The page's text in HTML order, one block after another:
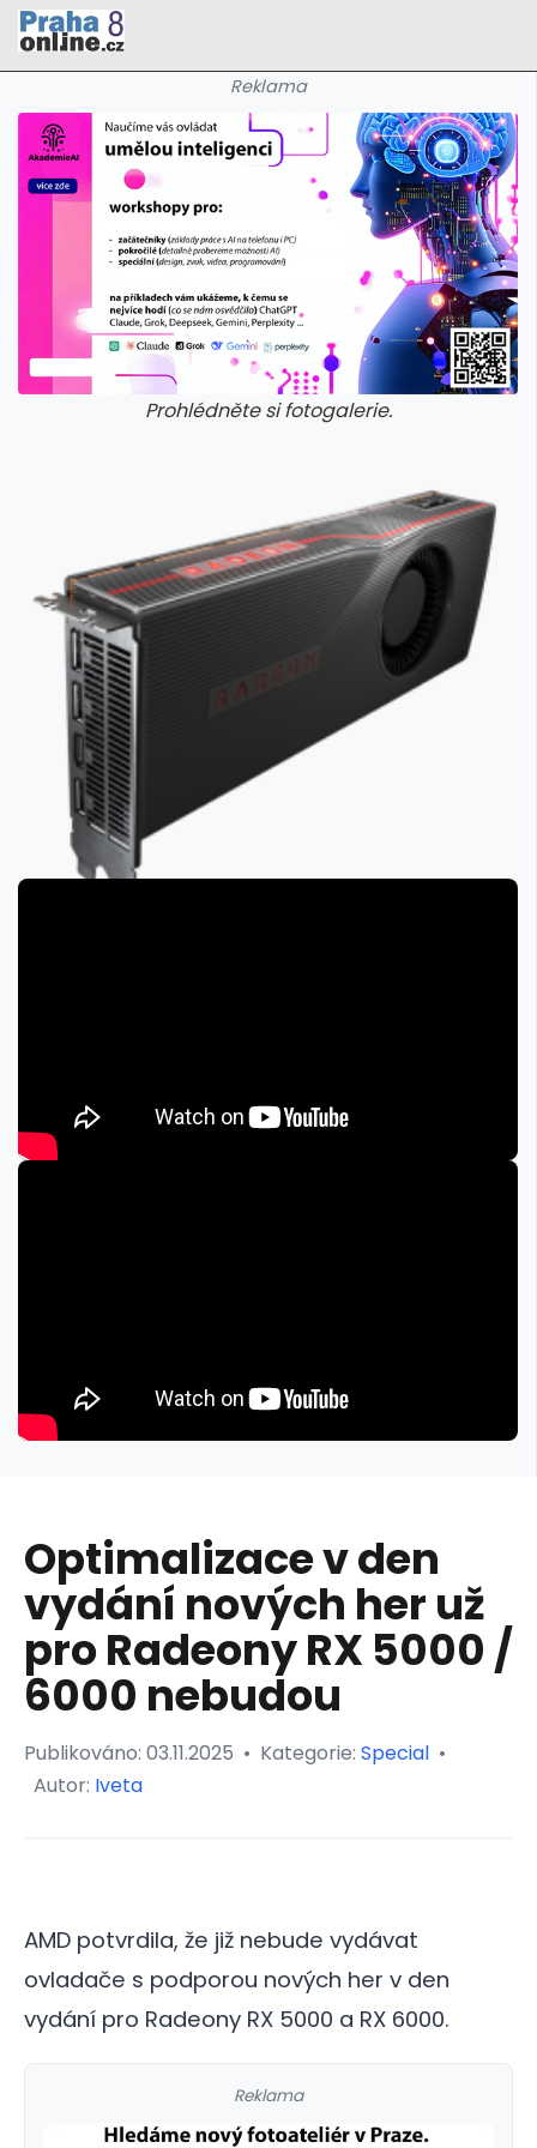
Reklama
Prohlédněte si fotogalerie.
Optimalizace v den
vydání nových her už
pro Radeony RX 5000 /
6000 nebudou
Publikováno: 03.11.2025 • Kategorie: Special •
Autor: Iveta
AMD potvrdila, že již nebude vydávat
ovladače s podporou nových her v den
vydání pro Radeony RX 5000 a RX 6000.
Reklama